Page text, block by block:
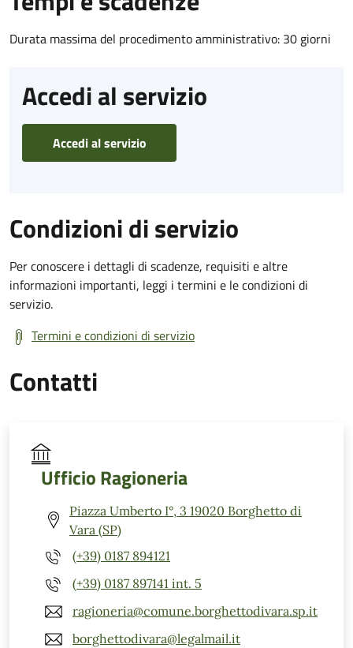
Durata massima del procedimento amministrativo: 30 giorni
Accedi al servizio
Accedi al servizio
Condizioni di servizio
Per conoscere i dettagli di scadenze, requisiti e altre
informazioni importanti, leggi i termini e le condizioni di
servizio.
Termini e condizioni di servizio
Contatti
Ufficio Ragioneria
Piazza Umberto I°, 3 19020 Borghetto di
Vara (SP)
(+39) 0187 894121
(+39) 0187 897141 int. 5
ragioneria@comune.borghettodivara.sp.it
borghettodivara@legalmail.it